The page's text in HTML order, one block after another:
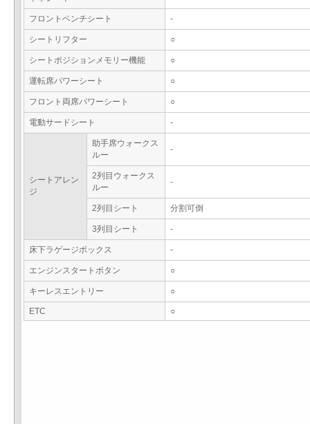
フロントベンチシート -
シートリフター ○
シートポジションメモリー機能 ○
運転席パワーシート ○
フロント両席パワーシート ○
電動サードシート -
シートアレン
ジ
助手席ウォークス
ルー
-
2列目ウォークス
ルー
-
2列目シート 分割可倒
3列目シート -
床下ラゲージボックス -
エンジンスタートボタン ○
キーレスエントリー ○
ETC ○